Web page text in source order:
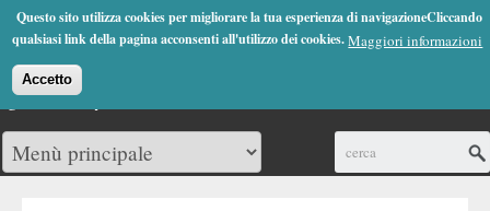
Questo sito utilizza cookies per migliorare la tua esperienza di navigazioneCliccando
qualsiasi link della pagina acconsenti all'utilizzo dei cookies.Maggiori informazioni
Accetto
Jump to Navigation
(0)